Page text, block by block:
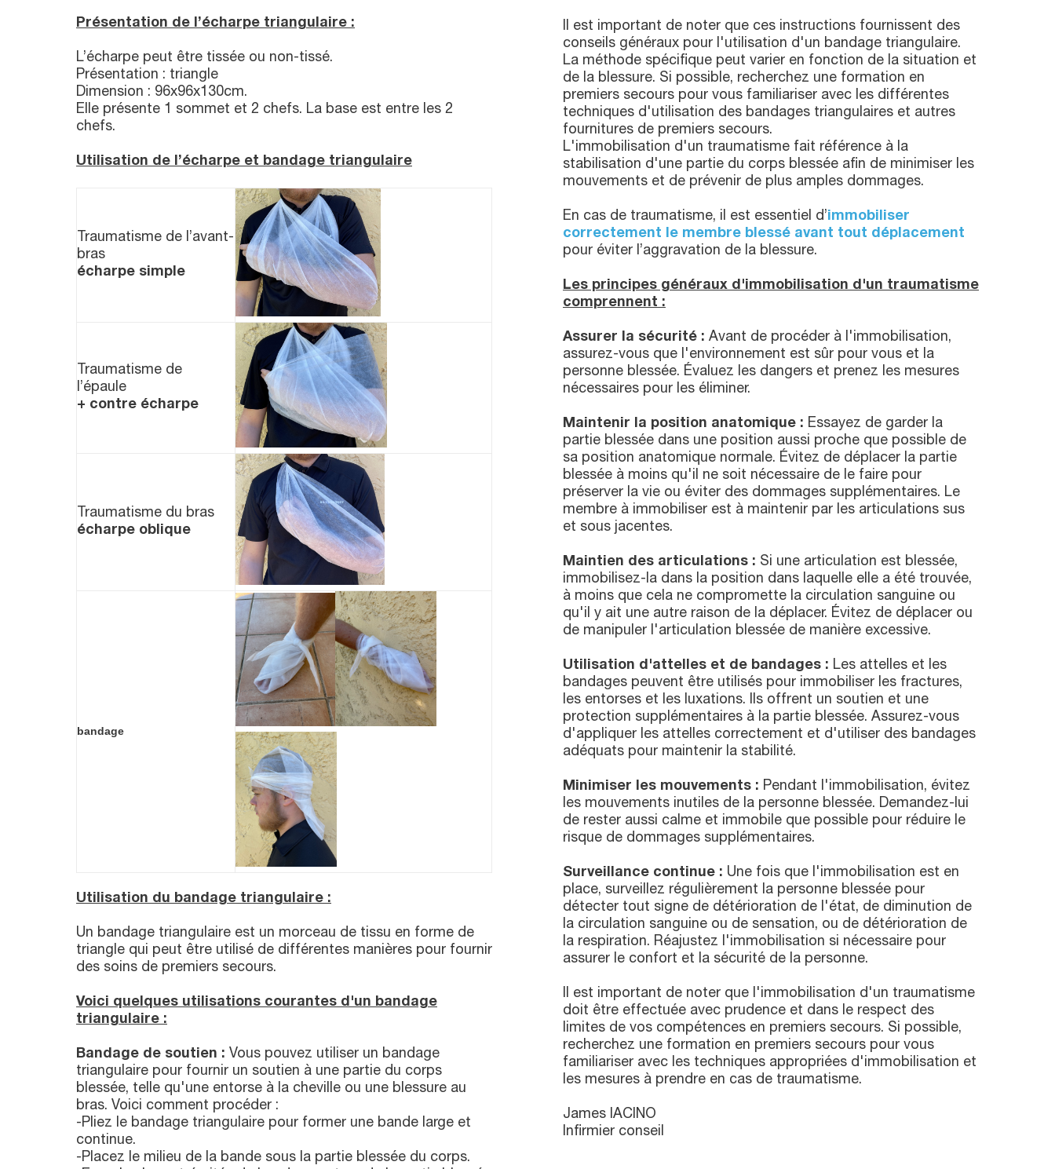
Présentation de l’écharpe triangulaire :
L’écharpe peut être tissée ou non-tissé.
Présentation : triangle
Dimension : 96x96x130cm.
Elle présente 1 sommet et 2 chefs. La base est entre les 2
chefs.
Utilisation de l’écharpe et bandage triangulaire
Traumatisme de l’avant-
bras
écharpe simple
Traumatisme de
l’épaule
+ contre écharpe
Traumatisme du bras
écharpe oblique
bandage
Utilisation du bandage triangulaire :
Un bandage triangulaire est un morceau de tissu en forme de
triangle qui peut être utilisé de différentes manières pour fournir
des soins de premiers secours.
Voici quelques utilisations courantes d'un bandage
triangulaire :
Bandage de soutien : Vous pouvez utiliser un bandage
triangulaire pour fournir un soutien à une partie du corps
blessée, telle qu'une entorse à la cheville ou une blessure au
bras. Voici comment procéder :
-Pliez le bandage triangulaire pour former une bande large et
continue.
-Placez le milieu de la bande sous la partie blessée du corps.
Il est important de noter que ces instructions fournissent des
conseils généraux pour l'utilisation d'un bandage triangulaire.
La méthode spécifique peut varier en fonction de la situation et
de la blessure. Si possible, recherchez une formation en
premiers secours pour vous familiariser avec les différentes
techniques d'utilisation des bandages triangulaires et autres
fournitures de premiers secours.
L'immobilisation d'un traumatisme fait référence à la
stabilisation d'une partie du corps blessée afin de minimiser les
mouvements et de prévenir de plus amples dommages.
En cas de traumatisme, il est essentiel d’immobiliser
correctement le membre blessé avant tout déplacement
pour éviter l’aggravation de la blessure.
Les principes généraux d'immobilisation d'un traumatisme
comprennent :
Assurer la sécurité : Avant de procéder à l'immobilisation,
assurez-vous que l'environnement est sûr pour vous et la
personne blessée. Évaluez les dangers et prenez les mesures
nécessaires pour les éliminer.
Maintenir la position anatomique : Essayez de garder la
partie blessée dans une position aussi proche que possible de
sa position anatomique normale. Évitez de déplacer la partie
blessée à moins qu'il ne soit nécessaire de le faire pour
préserver la vie ou éviter des dommages supplémentaires. Le
membre à immobiliser est à maintenir par les articulations sus
et sous jacentes.
Maintien des articulations : Si une articulation est blessée,
immobilisez-la dans la position dans laquelle elle a été trouvée,
à moins que cela ne compromette la circulation sanguine ou
qu'il y ait une autre raison de la déplacer. Évitez de déplacer ou
de manipuler l'articulation blessée de manière excessive.
Utilisation d'attelles et de bandages : Les attelles et les
bandages peuvent être utilisés pour immobiliser les fractures,
les entorses et les luxations. Ils offrent un soutien et une
protection supplémentaires à la partie blessée. Assurez-vous
d'appliquer les attelles correctement et d'utiliser des bandages
adéquats pour maintenir la stabilité.
Minimiser les mouvements : Pendant l'immobilisation, évitez
les mouvements inutiles de la personne blessée. Demandez-lui
de rester aussi calme et immobile que possible pour réduire le
risque de dommages supplémentaires.
Surveillance continue : Une fois que l'immobilisation est en
place, surveillez régulièrement la personne blessée pour
détecter tout signe de détérioration de l'état, de diminution de
la circulation sanguine ou de sensation, ou de détérioration de
la respiration. Réajustez l'immobilisation si nécessaire pour
assurer le confort et la sécurité de la personne.
Il est important de noter que l'immobilisation d'un traumatisme
doit être effectuée avec prudence et dans le respect des
limites de vos compétences en premiers secours. Si possible,
recherchez une formation en premiers secours pour vous
familiariser avec les techniques appropriées d'immobilisation et
les mesures à prendre en cas de traumatisme.
James IACINO
Infirmier conseil